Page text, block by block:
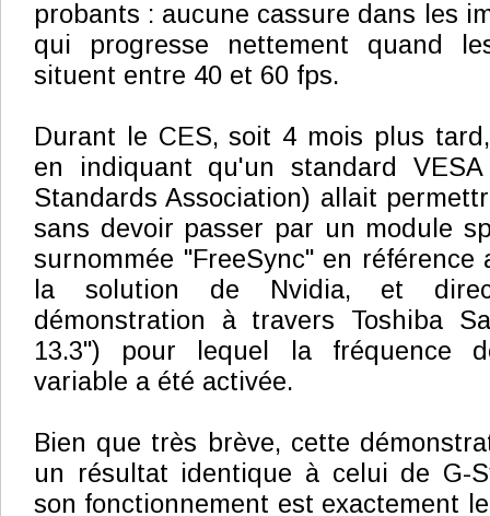
probants : aucune cassure dans les
qui progresse nettement quand
situent entre 40 et 60 fps.
Durant le CES, soit 4 mois plus
en indiquant qu'un standard
Standards Association) allait
sans devoir passer par un module
surnommée "FreeSync" en référence
la solution de Nvidia, et
démonstration à travers Toshiba
13.3") pour lequel la fréquence
variable a été activée.
Bien que très brève, cette
un résultat identique à celui de G-
son fonctionnement est exactement